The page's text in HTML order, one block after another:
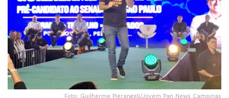
Foto: Guilherme Pierangeli/Jovem Pan News Campinas